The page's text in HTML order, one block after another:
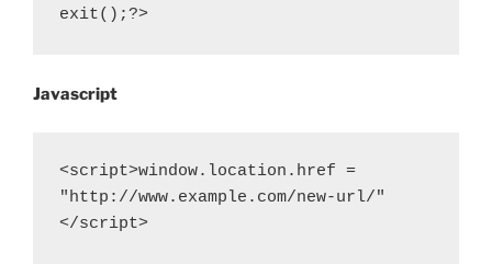
exit();?>
Javascript
<script>window.location.href =
"http://www.example.com/new-url/"
</script>